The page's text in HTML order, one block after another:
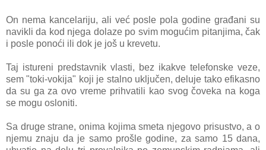
On nema kancelariju, ali već posle pola godine građani su
navikli da kod njega dolaze po svim mogućim pitanjima, čak
i posle ponoći ili dok je još u krevetu.
Taj istureni predstavnik vlasti, bez ikakve telefonske veze,
sem "toki-vokija" koji je stalno uključen, deluje tako efikasno
da su ga za ovo vreme prihvatili kao svog čoveka na koga
se mogu osloniti.
Sa druge strane, onima kojima smeta njegovo prisustvo, a o
njemu znaju da je samo prošle godine, za samo 15 dana,